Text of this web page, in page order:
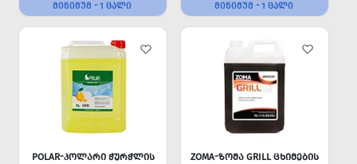
ᲛᲘᲜᲘᲛᲣᲛ - 1 ᲪᲐᲚᲘ ᲛᲘᲜᲘᲛᲣᲛ - 1 ᲪᲐᲚᲘ
POLAR-ᲞᲝᲚᲐᲠᲘ ᲭᲣᲠᲭᲚᲘᲡ
ZOMA-ᲖᲝᲛᲐ GRILL ᲪᲮᲘᲛᲔᲑᲘᲡ